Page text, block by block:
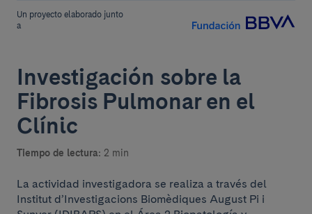
Un proyecto elaborado junto
a
Investigación sobre la
Fibrosis Pulmonar en el
Clínic
Tiempo de lectura: 2 min
La actividad investigadora se realiza a través del
Institut d’Investigacions Biomèdiques August Pi i